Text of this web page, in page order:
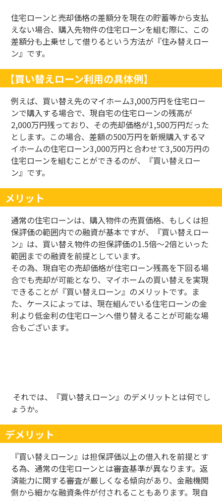
住宅ローンと売却価格の差額分を現在の貯蓄等から支払
えない場合、購入先物件の住宅ローンを組む際に、この
差額分も上乗せして借りるという方法が『住み替えロー
ン』です。
【買い替えローン利用の具体例】
例えば、買い替え先のマイホーム3,000万円を住宅ロー
ンで購入する場合で、現自宅の住宅ローンの残高が
2,000万円残っており、その売却価格が1,500万円だった
とします。この場合、差額の500万円を新規購入するマ
イホームの住宅ローン3,000万円と合わせて3,500万円の
住宅ローンを組むことができるのが、『買い替えロー
ン』です。
メリット
通常の住宅ローンは、購入物件の売買価格、もしくは担
保評価の範囲内での融資が基本ですが、『買い替えロー
ン』は、買い替え物件の担保評価の1.5倍～2倍といった
範囲までの融資を前提としています。
その為、現自宅の売却価格が住宅ローン残高を下回る場
合でも売却が可能となり、マイホームの買い替えを実現
できることが『買い替えローン』のメリットです。ま
た、ケースによっては、現在組んでいる住宅ローンの金
利より低金利の住宅ローンへ借り替えることが可能な場
合もございます。
それでは、『買い替えローン』のデメリットとは何でし
ょうか。
デメリット
『買い替えローン』は担保評価以上の借入れを前提とす
る為、通常の住宅ローンとは審査基準が異なります。返
済能力に関する審査が厳しくなる傾向があり、金融機関
側から細かな融資条件が付されることもあります。現自